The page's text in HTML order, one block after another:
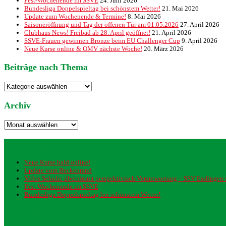
Bundesliga Doppelspieltag bei schönstem Wetter! 21. Mai 2026
Update zum Wochenende & Termine! 8. Mai 2026
Saisoneröffnung und Tag der offenen Tür am 01.05.2026 27. April 2026
Clubhaus News! Freibad ab 28. April geöffnet! 21. April 2026
SSVE-Frauen gewinnen Bronze beim EU Challenger Cup 9. April 2026
Neue Kurse online & OMV nächste Woche! 20. März 2026
Beiträge nach Thema
Beiträge
nach
Thema
Archiv
Archiv
Neue Kurse bald online!
Update vom Beckenrand
Milos Sekulic übernimmt perspektivisch Verantwortung – SSV
Fest-Wochenende im SSVE
Bundesliga Doppelspieltag bei schönstem Wetter!